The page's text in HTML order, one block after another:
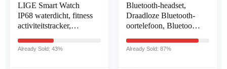
LIGE Smart Watch
IP68 waterdicht, fitness
activiteitstracker,
voor Android iOS
Already Sold: 43%
Bluetooth-headset,
Draadloze Bluetooth-
oortelefoon, Bluetooth
Draadloze Mono
Already Sold: 87%